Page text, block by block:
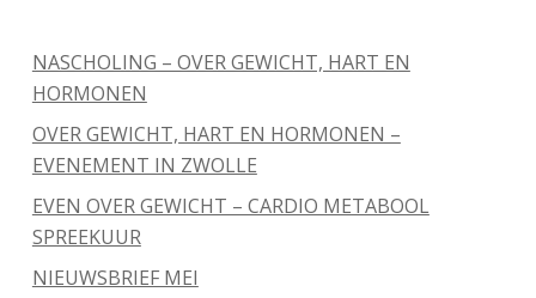
NASCHOLING – OVER GEWICHT, HART EN
HORMONEN
OVER GEWICHT, HART EN HORMONEN –
EVENEMENT IN ZWOLLE
EVEN OVER GEWICHT – CARDIO METABOOL
SPREEKUUR
NIEUWSBRIEF MEI